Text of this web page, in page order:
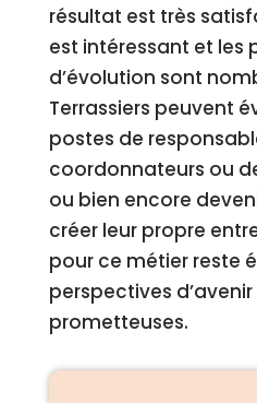
résultat est très
est intéressant et les
d’évolution sont
Terrassiers peuvent
postes de
coordonnateurs ou
ou bien encore
créer leur propre
pour ce métier reste
perspectives
prometteuses.